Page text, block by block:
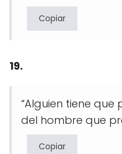
Copiar
19.
“Alguien tiene
del hombre que
Copiar